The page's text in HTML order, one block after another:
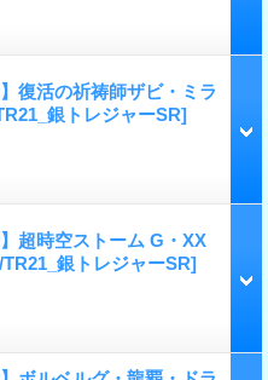
復活の祈祷師ザビ・ミラ
銀トレジャーSR]
超時空ストーム G・XX
銀トレジャーSR]